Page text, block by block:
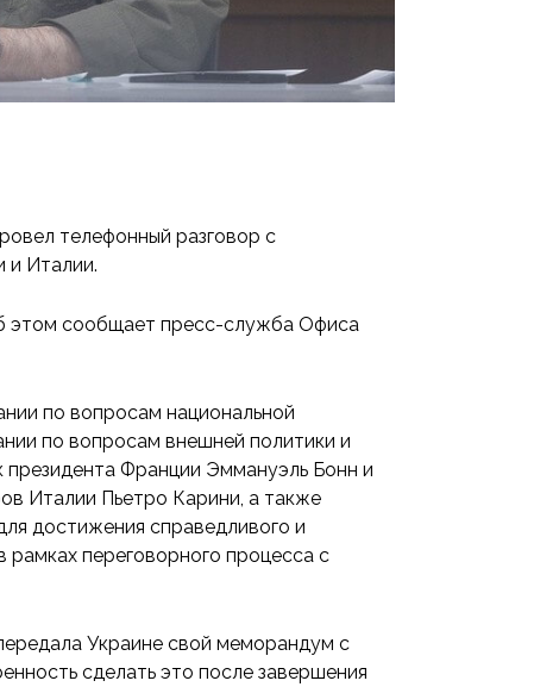
телефонный разговор с
и Италии.
этом сообщает пресс-служба Офиса
по вопросам национальной
по вопросам внешней политики и
президента Франции Эммануэль Бонн и
Италии Пьетро Карини, а также
достижения справедливого и
переговорного процесса с
Украине свой меморандум с
сделать это после завершения